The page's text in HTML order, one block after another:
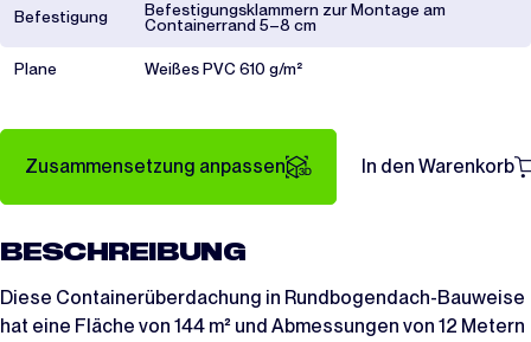
Befestigung
Befestigungsklammern zur Montage am
Containerrand 5–8 cm
Plane Weißes PVC 610 g/m²
Zusammensetzung anpassen In den Warenkorb
BESCHREIBUNG
Diese Containerüberdachung in Rundbogendach-Bauweise
hat eine Fläche von 144 m² und Abmessungen von 12 Metern